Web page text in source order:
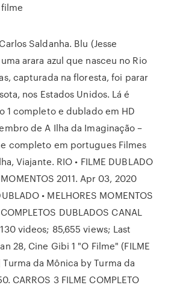
Saldanha. Blu (Jesse
arara azul que nasceu no Rio
capturada na floresta, foi parar
nos Estados Unidos. Lá é
1 completo e dublado em HD
de A Ilha da Imaginação –
completo em portugues Filmes
Viajante. RIO • FILME DUBLADO
MOMENTOS 2011. Apr 03, 2020
• MELHORES MOMENTOS
DUBLADOS CANAL
videos; 85,655 views; Last
28, Cine Gibi 1 "O Filme" (FILME
Turma da Mônica by Turma da
CARROS 3 FILME COMPLETO